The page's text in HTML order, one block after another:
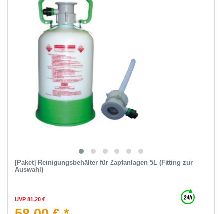
[Paket] Reinigungsbehälter für Zapfanlagen 5L (Fitting zur
Auswahl)
UVP 81,20 €